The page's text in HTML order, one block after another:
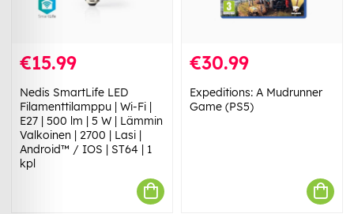
€15.99
Nedis SmartLife LED
Filamenttilamppu | Wi-Fi |
E27 | 500 lm | 5 W | Lämmin
Valkoinen | 2700 | Lasi |
Android™ / IOS | ST64 | 1
kpl
€30.99
Expeditions: A Mudrunner
Game (PS5)